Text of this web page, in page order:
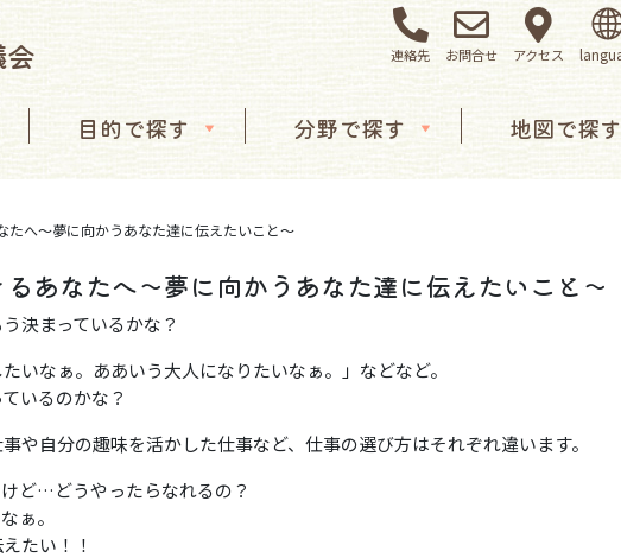
連絡先 お問合せ アクセス
ン 目的で探す 分野で探す 地図で探す
たへ～夢に向かうあなた達に伝えたいこと～
あなたへ～夢に向かうあなた達に伝えたいこと～
決まっているかな？
いなぁ。ああいう大人になりたいなぁ。」などなど。
いるのかな？
や自分の趣味を活かした仕事など、仕事の選び方はそれぞれ違います。
ど…どうやったらなれるの？
ぁ。
たい！！